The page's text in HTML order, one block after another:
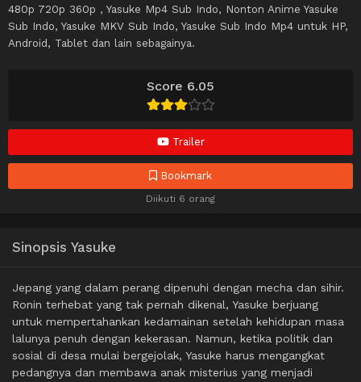
Score 6.05
Trailer
Bookmark
Diikuti 6 orang
480p 720p 360p , Yasuke Mp4 Sub Indo, Nonton Anime Yasuke
Sub Indo, Yasuke MKV Sub Indo, Yasuke Sub Indo Mp4 untuk HP,
Android, Tablet dan lain sebagainya.
Sinopsis Yasuke
Jepang yang dalam perang dipenuhi dengan mecha dan sihir.
Ronin terhebat yang tak pernah dikenal, Yasuke berjuang
untuk mempertahankan kedamainan setelah kehidupan masa
lalunya penuh dengan kekerasan. Namun, ketika politik dan
sosial di desa mulai bergejolak, Yasuke harus mengangkat
pedangnya dan membawa anak misterius yang menjadi